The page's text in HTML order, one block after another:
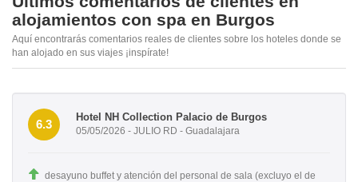
alojamientos con spa en Burgos
Aquí encontrarás comentarios reales de clientes sobre los hoteles donde se
han alojado en sus viajes ¡inspírate!
6.3
Hotel NH Collection Palacio de Burgos
05/05/2026 - JULIO RD - Guadalajara
desayuno buffet y atención del personal de sala (excluyo el de